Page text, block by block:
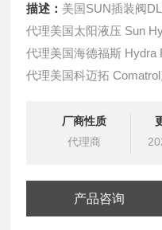
描述： 美国SUN插装阀
代理美国太阳液压 Sun
代理美国海德福斯 Hydra
代理美国科迈拓
提供油路系统设计,油路
液压油缸，经销力士乐
厂商性质
代理商
产品咨询